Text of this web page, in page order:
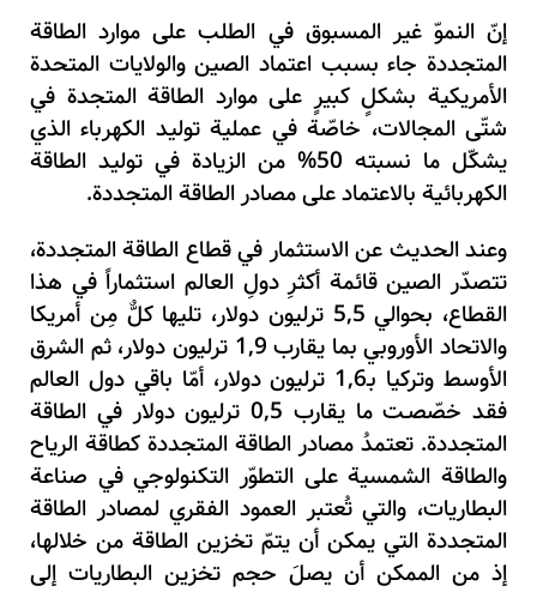
إنّ النموّ غير المسبوق في الطلب على موارد الطاقة
المتجددة جاء بسبب اعتماد الصين والولايات المتحدة
الأمريكية بشكلٍ كبيرٍ على موارد الطاقة المتجدة في
شتّى المجالات، خاصّة في عملية توليد الكهرباء الذي
يشكّل ما نسبته 50% من الزيادة في توليد الطاقة
الكهربائية بالاعتماد على مصادر الطاقة المتجددة.
وعند الحديث عن الاستثمار في قطاع الطاقة المتجددة،
تتصدّر الصين قائمة أكثرِ دولِ العالم استثماراً في هذا
القطاع، بحوالي 5,5 ترليون دولار، تليها كلٌّ مِن أمريكا
والاتحاد الأوروبي بما يقارب 1,9 ترليون دولار، ثم الشرق
الأوسط وتركيا بـ 1,6 ترليون دولار، أمّا باقي دول العالم
فقد خصّصـت ما يقارب
0,5
ترليون دولار في الطاقة
المتجددة. تعتمدُ مصادر الطاقة المتجددة كطاقة الرياح
والطاقة الشمسية على التطوّر التكنولوجي في صناعة
البطاريات، والتي تُعتبر العمود الفقري لمصادر الطاقة
المتجددة التي يمكن أن يتمّ تخزين الطاقة من خلالها،
إذ من الممكن أن يصلَ حجم تخزين البطاريات إلى